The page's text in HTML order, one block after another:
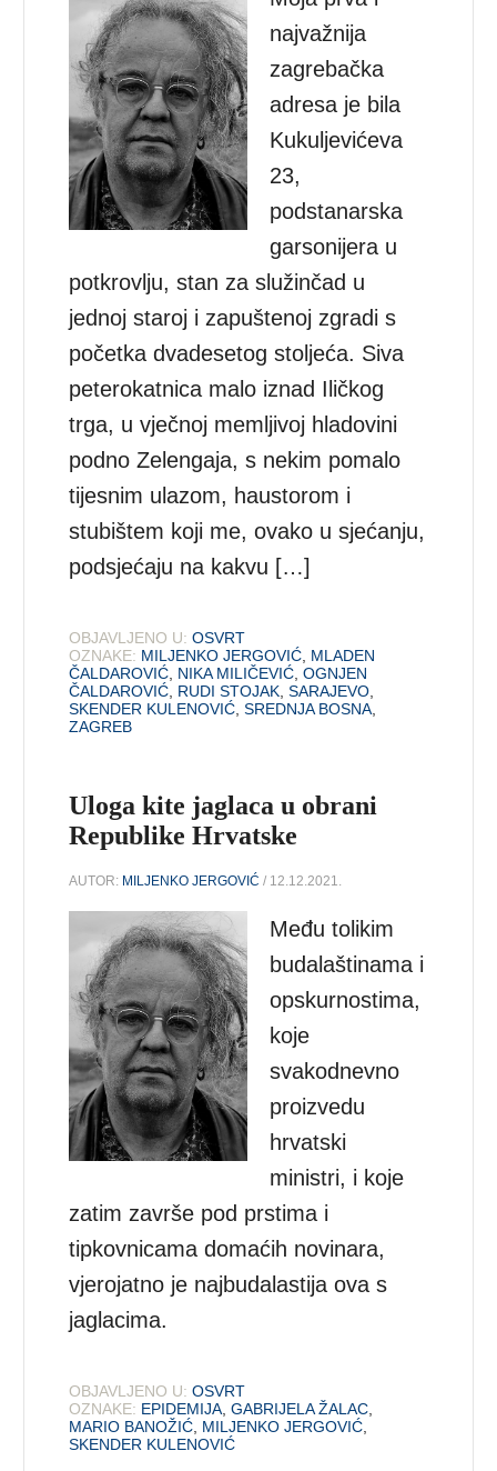
najvažnija
zagrebačka
adresa je bila
Kukuljevićeva
23,
podstanarska
garsonijera u
potkrovlju, stan za služinčad u
jednoj staroj i zapuštenoj zgradi s
početka dvadesetog stoljeća. Siva
peterokatnica malo iznad Iličkog
trga, u vječnoj memljivoj hladovini
podno Zelengaja, s nekim pomalo
tijesnim ulazom, haustorom i
stubištem koji me, ovako u sjećanju,
podsjećaju na kakvu […]
OBJAVLJENO U: OSVRT
OZNAKE: MILJENKO JERGOVIĆ MLADEN
ČALDAROVIĆ NIKA MILIČEVIĆ ,OGNJEN
ČALDAROVIĆ RUDI STOJAK ,SARAJEVO
SKENDER KULENOVIĆ ,SREDNJA BOSNA
ZAGREB
Uloga kite jaglaca u obrani
Republike Hrvatske
AUTOR: MILJENKO JERGOVIĆ / 12.12.2021.
Među tolikim
budalaštinama i
opskurnostima,
koje
svakodnevno
proizvedu
hrvatski
ministri, i koje
zatim završe pod prstima i
tipkovnicama domaćih novinara,
vjerojatno je najbudalastija ova s
jaglacima.
OBJAVLJENO U: OSVRT
OZNAKE: EPIDEMIJA ,GABRIJELA ŽALAC
MARIO BANOŽIĆ MILJENKO JERGOVIĆ
SKENDER KULENOVIĆ